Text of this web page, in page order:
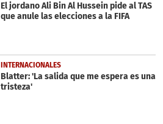
El jordano Ali Bin Al Hussein pide al TAS
que anule las elecciones a la FIFA
INTERNACIONALES
Blatter: 'La salida que me espera es una
tristeza'